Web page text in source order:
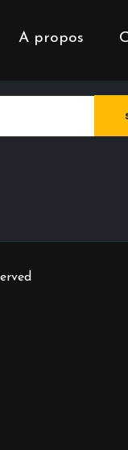
A propos
notre